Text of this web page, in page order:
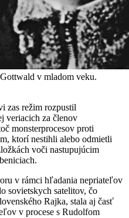
v mladom veku.
zas režim rozpustil
veriacich za členov
monsterprocesov proti
ktorí nestihli alebo odmietli
voči nastupujúcim
v rámci hľadania nepriateľov
sovietskych satelitov, čo
Rajka, stala aj časť
v procese s Rudolfom